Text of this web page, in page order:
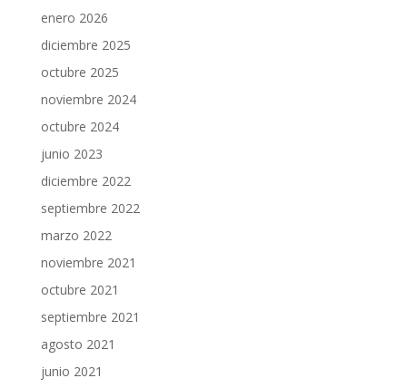
enero 2026
diciembre 2025
octubre 2025
noviembre 2024
octubre 2024
junio 2023
diciembre 2022
septiembre 2022
marzo 2022
noviembre 2021
octubre 2021
septiembre 2021
agosto 2021
junio 2021